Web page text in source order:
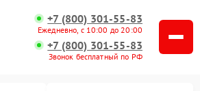
+7 (800) 301-55-83
Ежедневно, с 10:00 до 20:00
+7 (800) 301-55-83
Звонок бесплатный по РФ